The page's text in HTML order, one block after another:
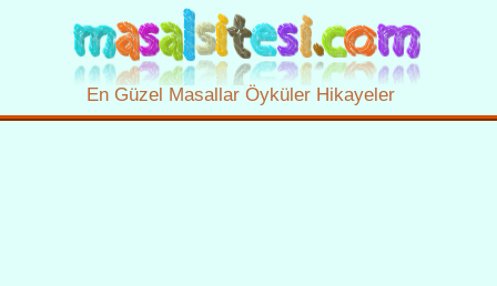
En Güzel Masallar Öyküler Hikayeler